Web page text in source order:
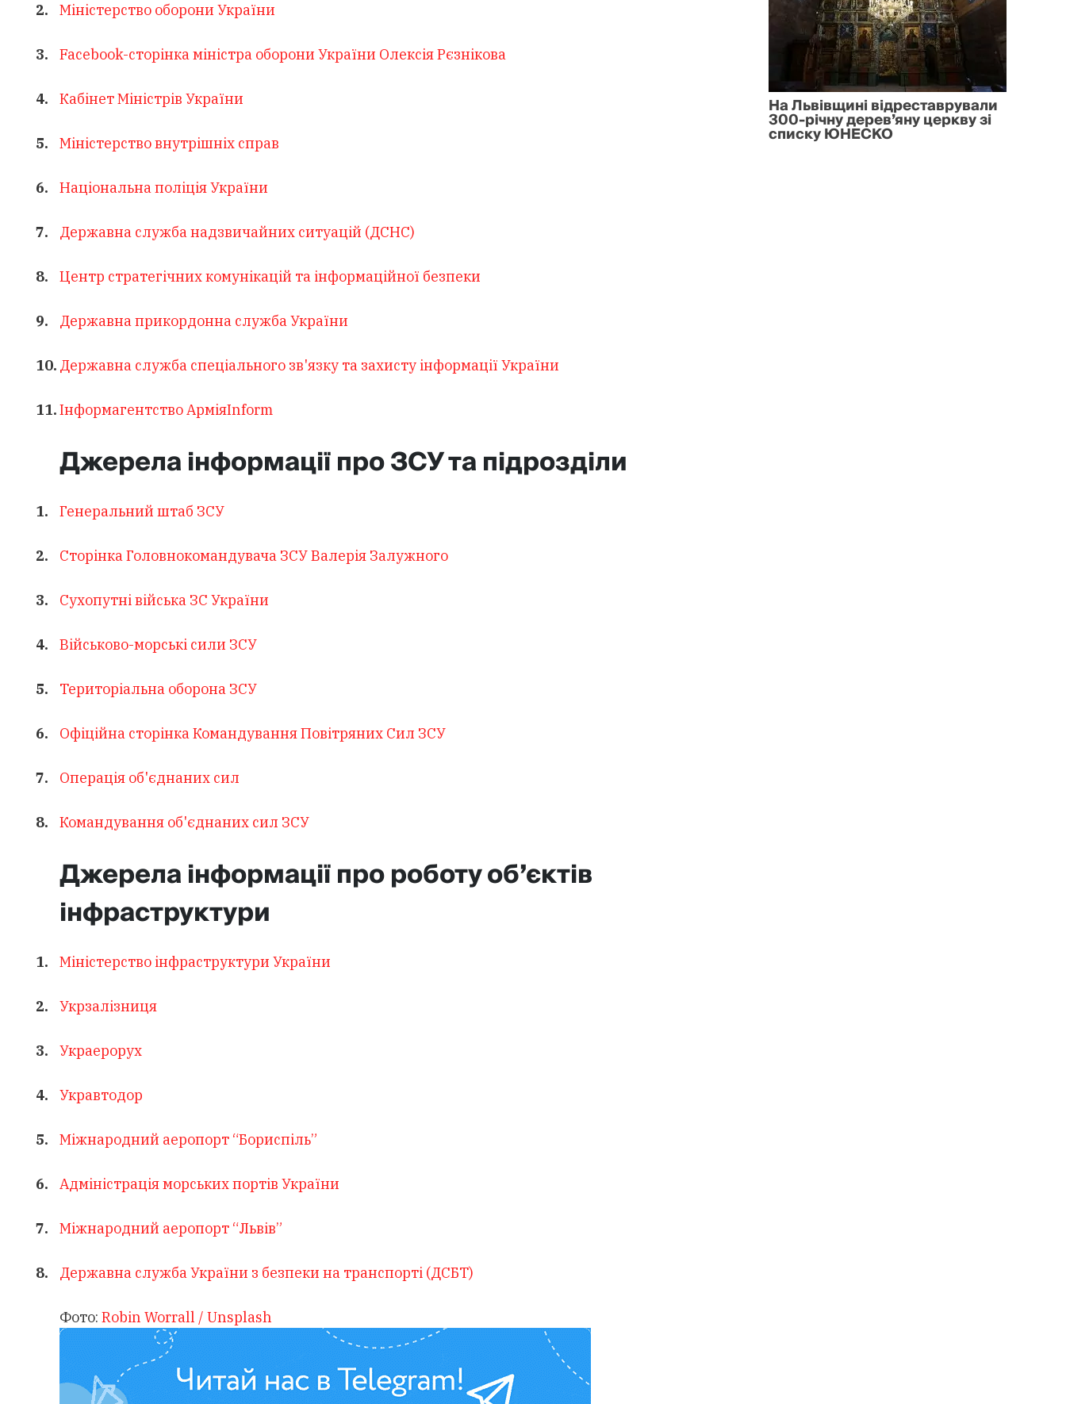
Міністерство оборони України
Facebook-сторінка міністра оборони України Олексія Рєзнікова
Кабінет Міністрів України
Міністерство внутрішніх справ
Національна поліція України
Державна служба надзвичайних ситуацій (ДСНС)
Центр стратегічних комунікацій та інформаційної безпеки
Державна прикордонна служба України
Державна служба спеціального зв'язку та захисту інформації України
Інформагентство АрміяInform
Джерела інформації про ЗСУ та підрозділи
Генеральний штаб ЗСУ
Сторінка Головнокомандувача ЗСУ Валерія Залужного
Сухопутні війська ЗС України
Військово-морські сили ЗСУ
Територіальна оборона ЗСУ
Офіційна сторінка Командування Повітряних Сил ЗСУ
Операція об'єднаних сил
Командування об'єднаних сил ЗСУ
Джерела інформації про роботу об’єктів
інфраструктури
Міністерство інфраструктури України
Укрзалізниця
Украерорух
Укравтодор
Міжнародний аеропорт “Бориспіль”
Адміністрація морських портів України
Міжнародний аеропорт “Львів”
Державна служба України з безпеки на транспорті (ДСБТ)
Фото: Robin Worrall / Unsplash
На Львівщині відреставрували
300-річну дерев’яну церкву зі
списку ЮНЕСКО